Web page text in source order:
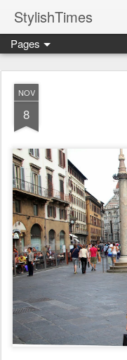
StylishTimes
Pages
NOV
8